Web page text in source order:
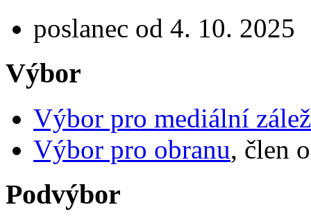
poslanec od 4. 10. 2025
Výbor
Výbor pro mediální
Výbor pro obranu, člen
Podvýbor